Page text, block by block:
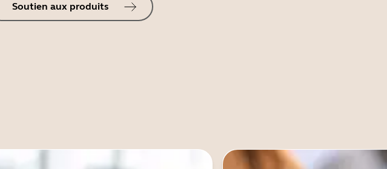
Soutien aux produits